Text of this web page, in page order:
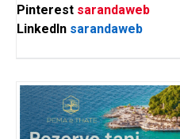
Pinterest sarandaweb
LinkedIn sarandaweb